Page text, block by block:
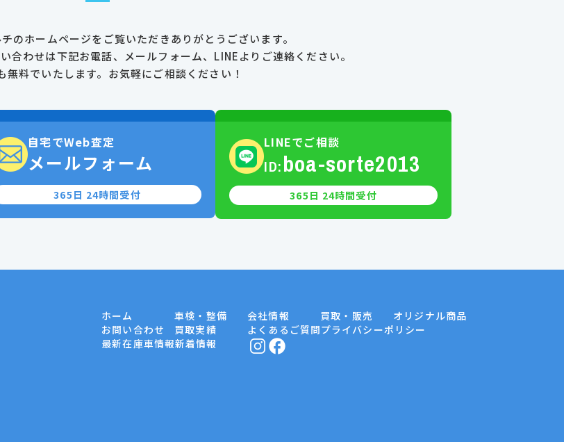
のホームページを ご覧いただきありがとうございます。
合わせは下記お電話、メールフォーム、LINEより ご連絡ください。
無料でいたします。 お気軽にご相談ください！
自宅でWeb査定
メールフォーム
365日 24時間受付
LINEでご相談
ID:boa-sorte2013
365日 24時間受付
ホーム 車検・整備 会社情報 買取・販売
オリジナル商品
お問い合わせ
買取実績 よくあるご質問プライバシーポリシー
最新在庫車情報新着情報